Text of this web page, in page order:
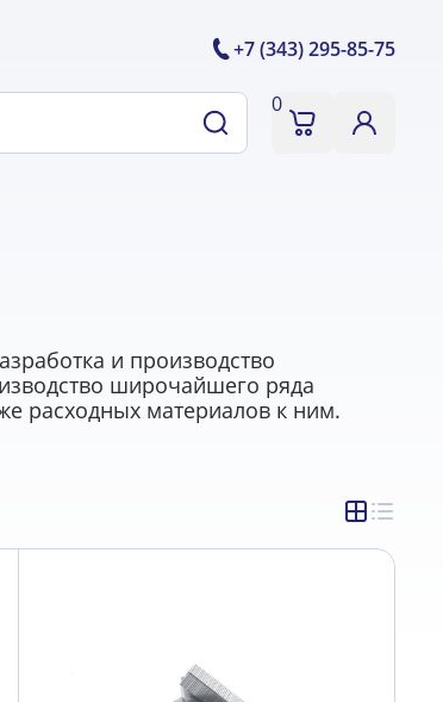
+7 (343) 295-85-75
0
и производство
широчайшего ряда
расходных материалов к ним.